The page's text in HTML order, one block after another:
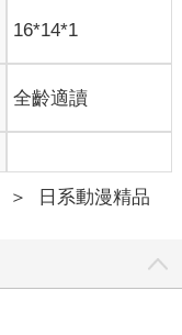
16*14*1
全齡適讀
＞ 日系動漫精品